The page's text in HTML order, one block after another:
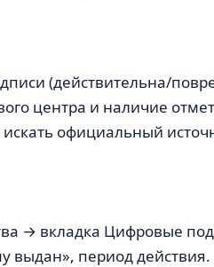
(действительна/
центра и наличие
искать официальный
→ вкладка Цифровые
выдан», период действия.